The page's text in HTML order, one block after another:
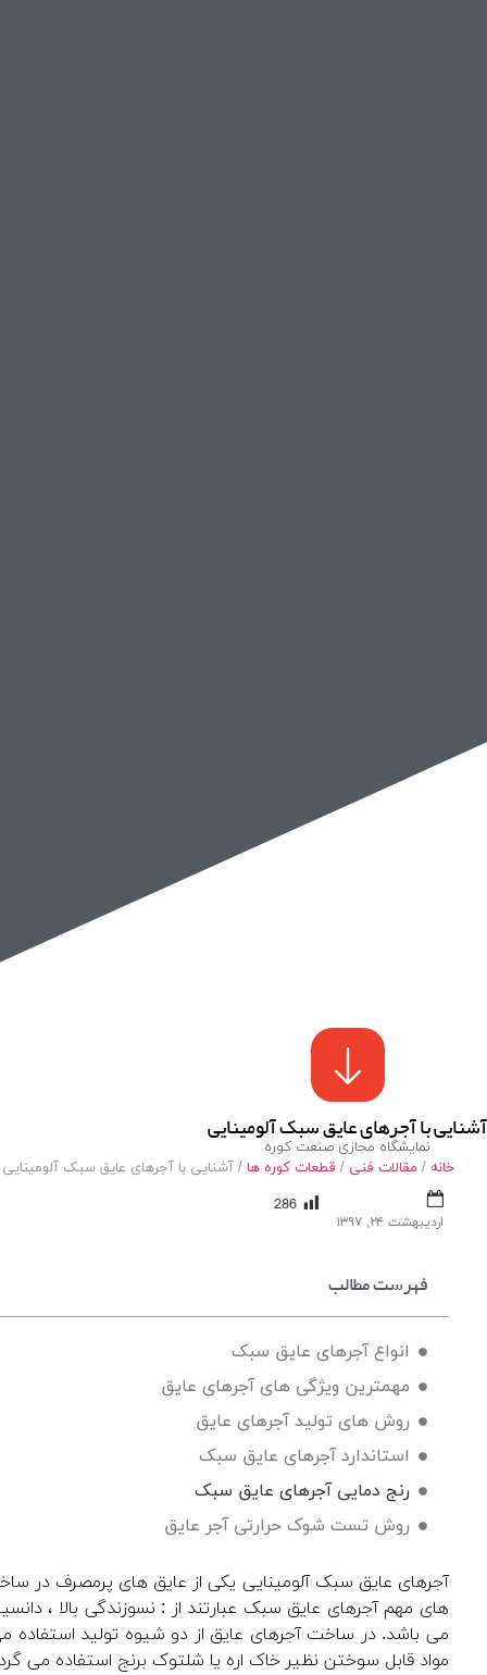
آشنایی با آجرهای عایق سبک آلومینایی
نمایشگاه مجازی صنعت کوره
خانه / مقالات فنی / قطعات کوره ها / آشنایی با آجرهای عایق سبک آلومینایی
اردیبهشت ۲۴, ۱۳۹۷
286
فهرست مطالب
انواع آجرهای عایق سبک
مهمترین ویژگی های آجرهای عایق
روش های تولید آجرهای عایق
استاندارد آجرهای عایق سبک
رنج دمایی آجرهای عایق سبک
روش تست شوک حرارتی آجر عایق
آجرهای عایق سبک آلومینایی یکی از عایق های پرمصرف در
های مهم آجرهای عایق سبک عبارتند از : نسوزندگی بالا ،
می باشد. در ساخت آجرهای عایق از دو شیوه تولید استفاده
مواد قابل سوختن نظیر خاک اره یا شلتوک برنج استفاده می